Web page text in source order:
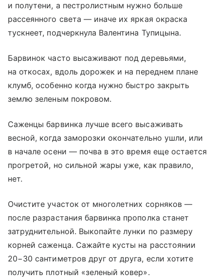
и полутени, а пестролистным нужно больше
рассеянного света — иначе их яркая окраска
тускнеет, подчеркнула Валентина Тупицына.
Барвинок часто высаживают под деревьями,
на откосах, вдоль дорожек и на переднем плане
клумб, особенно когда нужно быстро закрыть
землю зеленым покровом.
Саженцы барвинка лучше всего высаживать
весной, когда заморозки окончательно ушли, или
в начале осени — почва в это время еще остается
прогретой, но сильной жары уже, как правило,
нет.
Очистите участок от многолетних сорняков —
после разрастания барвинка прополка станет
затруднительной. Выкопайте лунки по размеру
корней саженца. Сажайте кусты на расстоянии
20−30 сантиметров друг от друга, если хотите
получить плотный «зеленый ковер».